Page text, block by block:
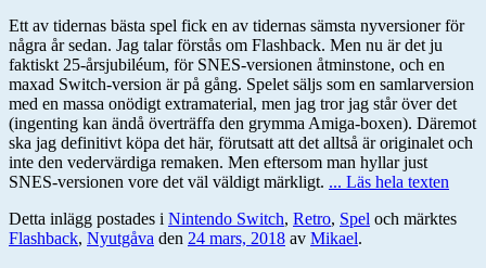
Ett av tidernas bästa spel fick en av tidernas sämsta nyversioner för
några år sedan. Jag talar förstås om Flashback. Men nu är det ju
faktiskt 25-årsjubiléum, för SNES-versionen åtminstone, och en
maxad Switch-version är på gång. Spelet säljs som en samlarversion
med en massa onödigt extramaterial, men jag tror jag står över det
(ingenting kan ändå överträffa den grymma Amiga-boxen). Däremot
ska jag definitivt köpa det här, förutsatt att det alltså är originalet och
inte den vedervärdiga remaken. Men eftersom man hyllar just
SNES-versionen vore det väl väldigt märkligt. ... Läs hela texten
Detta inlägg postades i Nintendo Switch, Retro, Spel och märktes
Flashback, Nyutgåva den 24 mars, 2018 av Mikael.